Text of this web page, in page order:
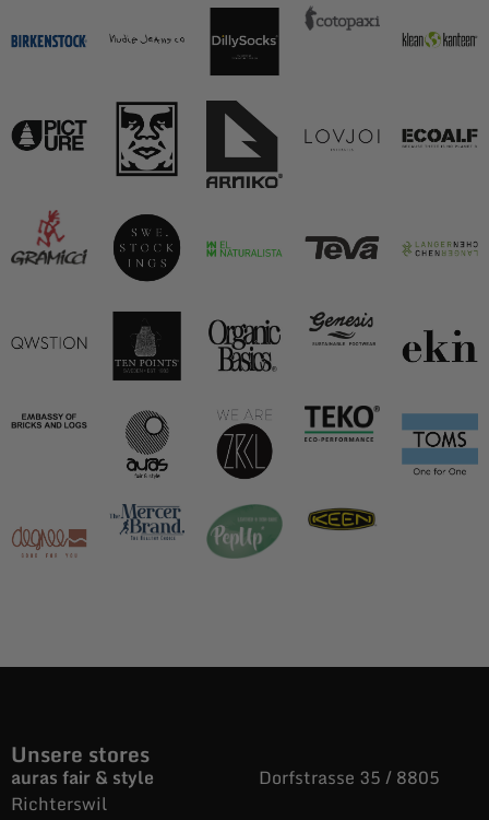
Unsere stores
auras fair & style Dorfstrasse 35 / 8805
Richterswil